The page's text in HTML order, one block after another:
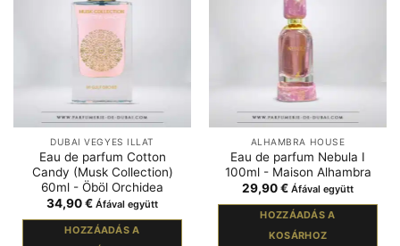
DUBAI VEGYES ILLAT
Eau de parfum Cotton
Candy (Musk Collection)
60ml - Öböl Orchidea
34,90€ Áfával együtt
HOZZÁADÁS A
ALHAMBRA HOUSE
Eau de parfum Nebula I
100ml - Maison Alhambra
29,90€ Áfával együtt
HOZZÁADÁS A
KOSÁRHOZ